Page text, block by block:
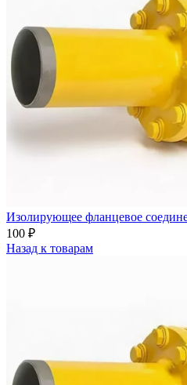
Изолирующее фланцевое
100 ₽
Назад к товарам